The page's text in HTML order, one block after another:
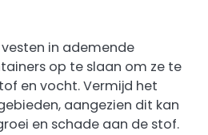
in ademende
op te slaan om ze te
en vocht. Vermijd het
aangezien dit kan
en schade aan de stof.